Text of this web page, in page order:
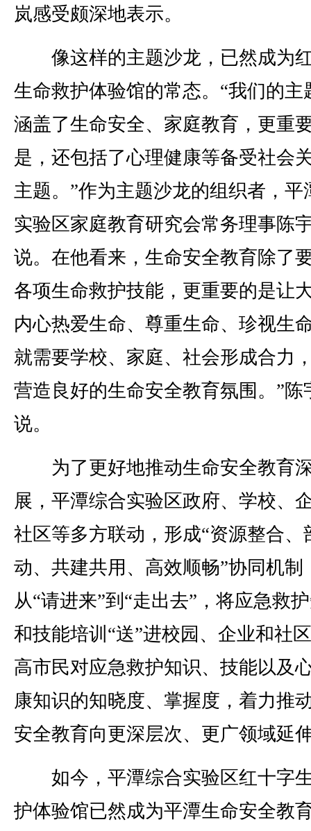
岚感受颇深地表示。
像这样的主题沙龙，已然成为
生命救护体验馆的常态。“我们的主
涵盖了生命安全、家庭教育，更重
是，还包括了心理健康等备受社会
主题。”作为主题沙龙的组织者，平
实验区家庭教育研究会常务理事陈
说。在他看来，生命安全教育除了
各项生命救护技能，更重要的是让
内心热爱生命、尊重生命、珍视生
就需要学校、家庭、社会形成合力
营造良好的生命安全教育氛围。”陈
说。
为了更好地推动生命安全教育
展，平潭综合实验区政府、学校、
社区等多方联动，形成“资源整合、
动、共建共用、高效顺畅”协同机制
从“请进来”到“走出去”，将应急救
和技能培训“送”进校园、企业和社
高市民对应急救护知识、技能以及
康知识的知晓度、掌握度，着力推
安全教育向更深层次、更广领域延
如今，平潭综合实验区红十字
护体验馆已然成为平潭生命安全教